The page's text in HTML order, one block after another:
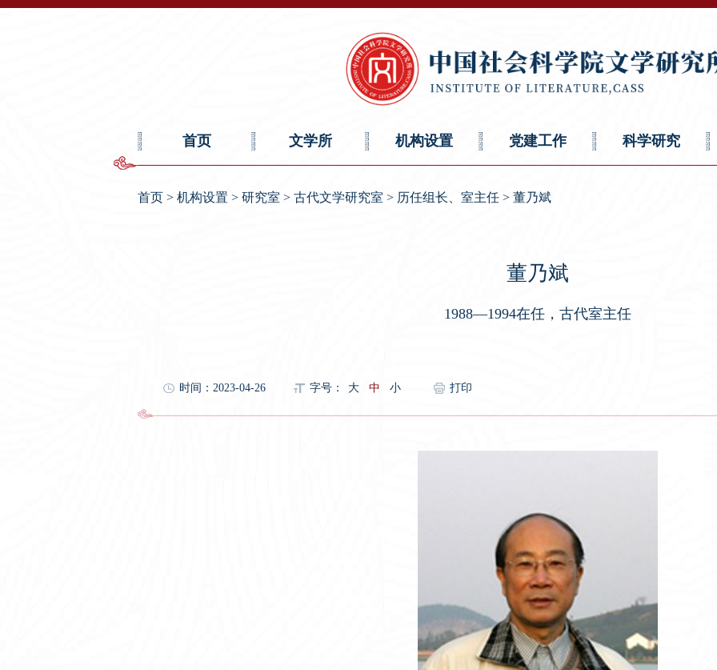
首页 文学所 机构设置 党建工作 科学研究
首页 > 机构设置 > 研究室 > 古代文学研究室 > 历任组长、室主任 > 董乃斌
董乃斌
1988—1994在任，古代室主任
时间：2023-04-26 字号： 大 中 小 打印